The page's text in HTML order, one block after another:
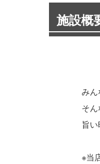
施設概
みんなが
そんな想
旨い時間
※当店のぐ